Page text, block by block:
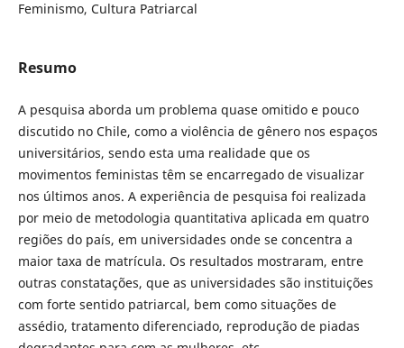
Feminismo, Cultura Patriarcal
Resumo
A pesquisa aborda um problema quase omitido e pouco
discutido no Chile, como a violência de gênero nos espaços
universitários, sendo esta uma realidade que os
movimentos feministas têm se encarregado de visualizar
nos últimos anos. A experiência de pesquisa foi realizada
por meio de metodologia quantitativa aplicada em quatro
regiões do país, em universidades onde se concentra a
maior taxa de matrícula. Os resultados mostraram, entre
outras constatações, que as universidades são instituições
com forte sentido patriarcal, bem como situações de
assédio, tratamento diferenciado, reprodução de piadas